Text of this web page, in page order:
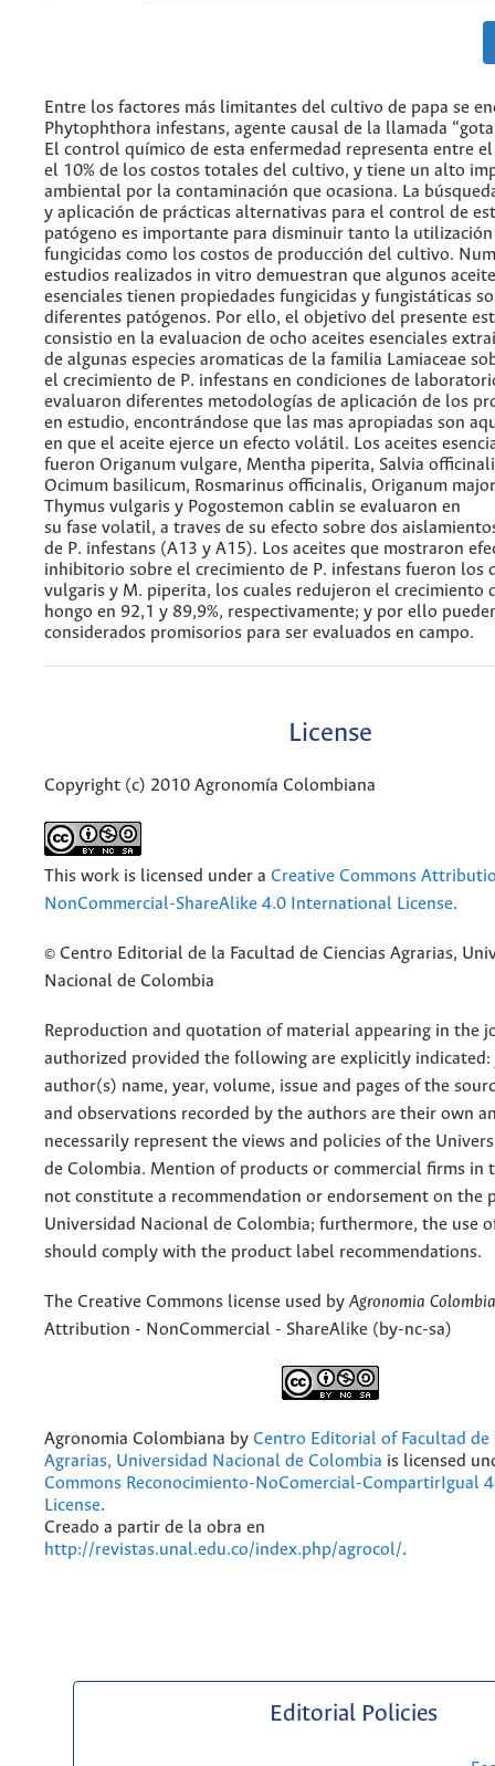
Entre los factores más limitantes del cultivo de papa se
Phytophthora infestans, agente causal de la llamada
El control químico de esta enfermedad representa entre
el 10% de los costos totales del cultivo, y tiene un alto
ambiental por la contaminación que ocasiona. La
y aplicación de prácticas alternativas para el control de
patógeno es importante para disminuir tanto la utilización
fungicidas como los costos de producción del cultivo.
estudios realizados in vitro demuestran que algunos
esenciales tienen propiedades fungicidas y fungistáticas
diferentes patógenos. Por ello, el objetivo del presente
consistio en la evaluacion de ocho aceites esenciales
de algunas especies aromaticas de la familia Lamiaceae
el crecimiento de P. infestans en condiciones de
evaluaron diferentes metodologías de aplicación de los
en estudio, encontrándose que las mas apropiadas son
en que el aceite ejerce un efecto volátil. Los aceites
fueron Origanum vulgare, Mentha piperita, Salvia
Ocimum basilicum, Rosmarinus officinalis, Origanum
Thymus vulgaris y Pogostemon cablin se evaluaron en
su fase volatil, a traves de su efecto sobre dos
de P. infestans (A13 y A15). Los aceites que mostraron
inhibitorio sobre el crecimiento de P. infestans fueron los
vulgaris y M. piperita, los cuales redujeron el crecimiento
hongo en 92,1 y 89,9%, respectivamente; y por ello
considerados promisorios para ser evaluados en campo.
License
Copyright (c) 2010 Agronomía Colombiana
This work is licensed under a Creative Commons
NonCommercial-ShareAlike 4.0 International License.
© Centro Editorial de la Facultad de Ciencias Agrarias,
Nacional de Colombia
Reproduction and quotation of material appearing in the
authorized provided the following are explicitly indicated:
author(s) name, year, volume, issue and pages of the
and observations recorded by the authors are their own
necessarily represent the views and policies of the
de Colombia. Mention of products or commercial firms in
not constitute a recommendation or endorsement on the
Universidad Nacional de Colombia; furthermore, the use
should comply with the product label recommendations.
The Creative Commons license used by Agronomia
Attribution - NonCommercial - ShareAlike (by-nc-sa)
Agronomia Colombiana by Centro Editorial of Facultad de
Agrarias, Universidad Nacional de Colombia is licensed
Commons Reconocimiento-NoComercial-CompartirIgual
License.
Creado a partir de la obra en
http://revistas.unal.edu.co/index.php/agrocol/.
Editorial Policies